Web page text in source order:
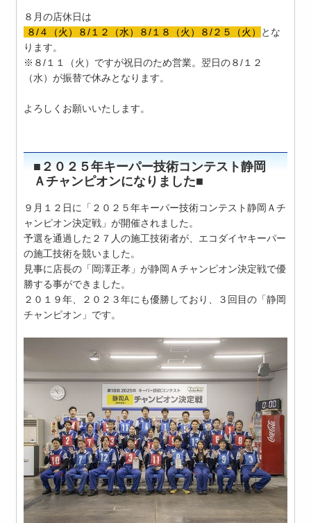
８月の店休日は
８/４（火）８/１２（水）８/１８（火）８/２５（火）
とな
ります。
※８/１１（火）ですが祝日のため営業。翌日の８/１２
（水）が振替で休みとなります。
よろしくお願いいたします。
■２０２５年キーパー技術コンテスト静岡
Ａチャンピオンになりました■
９月１２日に「２０２５年キーパー技術コンテスト静岡Ａチ
ャンピオン決定戦」が開催されました。
予選を通過した２７人の施工技術者が、エコダイヤキーパー
の施工技術を競いました。
見事に店長の「岡澤正孝」が静岡Ａチャンピオン決定戦で優
勝する事ができました。
２０１９年、２０２３年にも優勝しており、３回目の「静岡
チャンピオン」です。